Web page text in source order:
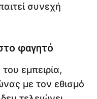
συνεχή
φαγητό
εμπειρία,
με τον εθισμό